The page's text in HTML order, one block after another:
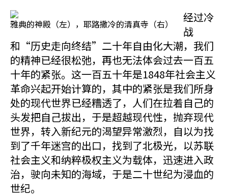
雅典的神殿（左），耶路撒冷的清真寺（右）
经过冷
战
和“历史走向终结”二十年自由化大潮，我们
的精神已经很松弛，再也无法体会过去一百五
十年的紧张。这一百五十年是1848年社会主义
革命兴起开始计算的，其中的紧张是我们所身
处的现代世界已经糟透了，人们在拉着自己的
头发把自己拔出，于是超越现代性，抛弃现代
世界，转入新纪元的渴望异常激烈，自以为找
到了千年迷宫的出口，找到了北极光，以苏联
社会主义和纳粹极权主义为载体，迅速进入政
治，驶向未知的海域，于是二十世纪为浸血的
世纪。